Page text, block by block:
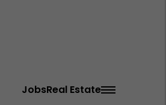
JobsReal Estate